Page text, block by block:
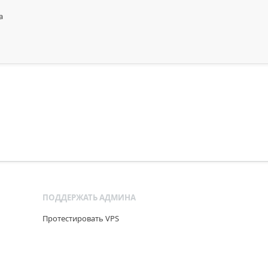
ПОДДЕРЖАТЬ АДМИНА
Протестировать VPS